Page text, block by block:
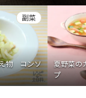
物 コンソ
副菜
夏野菜の
プ